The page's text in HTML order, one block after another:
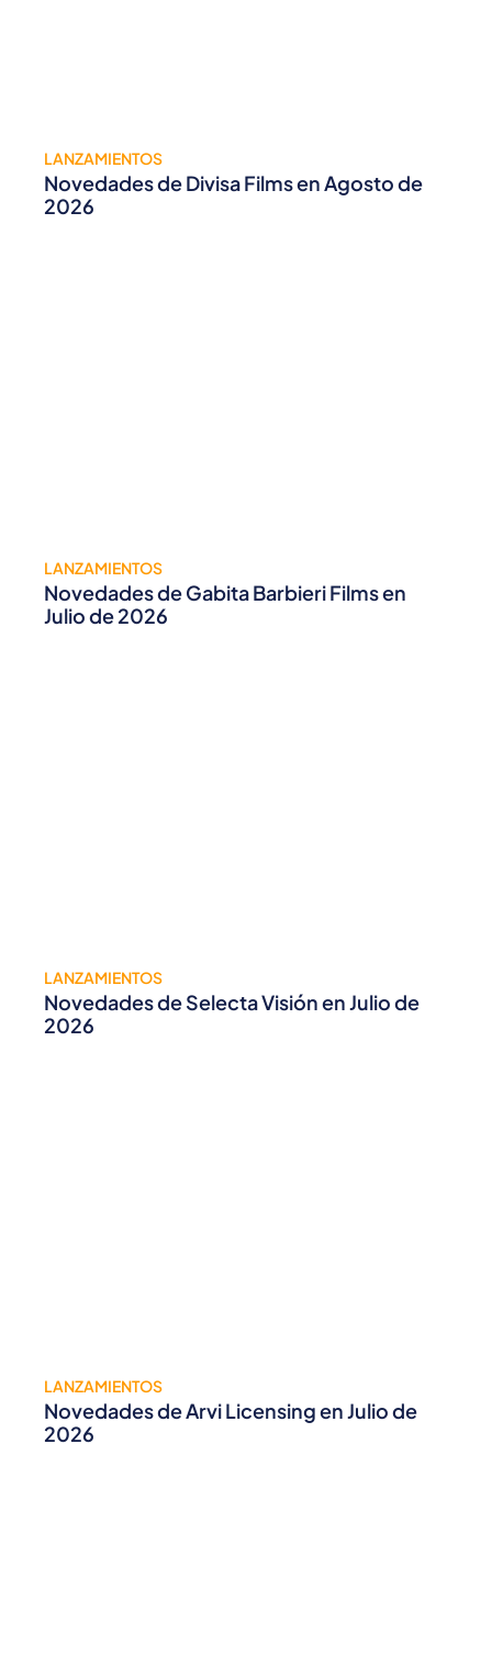
LANZAMIENTOS
Novedades de Divisa Films en Agosto de
2026
LANZAMIENTOS
Novedades de Gabita Barbieri Films en
Julio de 2026
LANZAMIENTOS
Novedades de Selecta Visión en Julio de
2026
LANZAMIENTOS
Novedades de Arvi Licensing en Julio de
2026